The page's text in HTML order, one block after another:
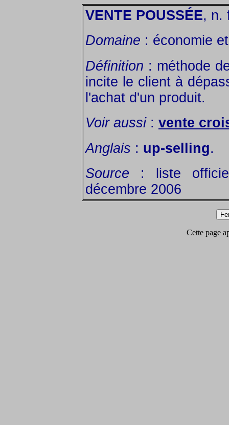
VENTE POUSSÉE, n.
Domaine : économie
Définition : méthode
incite le client à
l'achat d'un produit.
Voir aussi: vente
Anglais : up-selling.
Source : liste
décembre 2006
Cette page